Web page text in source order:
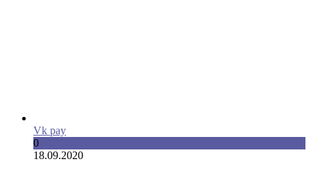
Vk pay
0
18.09.2020